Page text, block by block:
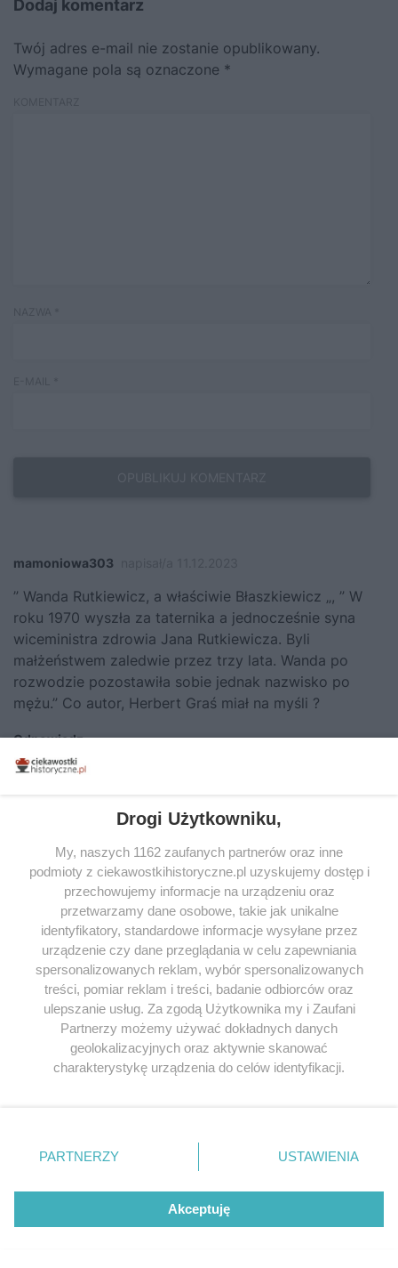
Dodaj komentarz
Twój adres e-mail nie zostanie opublikowany.
Wymagane pola są oznaczone *
mamoniowa303
” Wanda Rutkiewicz, a właściwie Błaszkiewicz „, ” W
roku 1970 wyszła za taternika a jednocześnie syna
wiceministra zdrowia Jana Rutkiewicza. Byli
małżeństwem zaledwie przez trzy lata. Wanda po
rozwodzie pozostawiła sobie jednak nazwisko po
mężu.” Co autor, Herbert Graś miał na myśli ?
Odpowiedz
Jeśli chcesz zgłosić literówkę lub błąd ortograficzny
kliknij TUTAJ
Przeglądaj książki historyczne w
najlepszych cenach
Odkryj najciekawsze książki historyczne w atrakcyjnych cenach. Sekcja
powstała we współpracy z Lubimyczytac.pl, największą społecznością
miłośników literatury w Polsce – dzięki temu możesz wybierać spośród
tytułów najwyżej ocenianych przez czytelników.
SPOŁECZNOŚĆ
WSPÓŁPRACA
KONTAKT
Drogi Użytkowniku,
My, naszych 1162 zaufanych partnerów oraz inne
podmioty z ciekawostkihistoryczne.pl uzyskujemy dostęp i
przechowujemy informacje na urządzeniu oraz
przetwarzamy dane osobowe, takie jak unikalne
identyfikatory, standardowe informacje wysyłane przez
urządzenie czy dane przeglądania w celu zapewniania
spersonalizowanych reklam, wybór spersonalizowanych
treści, pomiar reklam i treści, badanie odbiorców oraz
ulepszanie usług. Za zgodą Użytkownika my i Zaufani
Partnerzy możemy używać dokładnych danych
geolokalizacyjnych oraz aktywnie skanować
charakterystykę urządzenia do celów identyfikacji.
zmienić/wycofać klikając przycisk ustawień prywatności
znajdujący się w lewym dolnym rogu strony
. Niektóre
użytkownika, ale masz prawo sprzeciwić się takiemu
przetwarzaniu. Preferencje będą miały zastosowania tylko
PARTNERZY USTAWIENIA
Akceptuję